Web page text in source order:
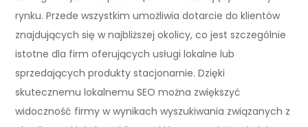
rynku. Przede wszystkim umożliwia dotarcie do klientów
znajdujących się w najbliższej okolicy, co jest szczególnie
istotne dla firm oferujących usługi lokalne lub
sprzedających produkty stacjonarnie. Dzięki
skutecznemu lokalnemu SEO można zwiększyć
widoczność firmy w wynikach wyszukiwania związanych z